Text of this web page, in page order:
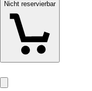
Nicht reservierbar